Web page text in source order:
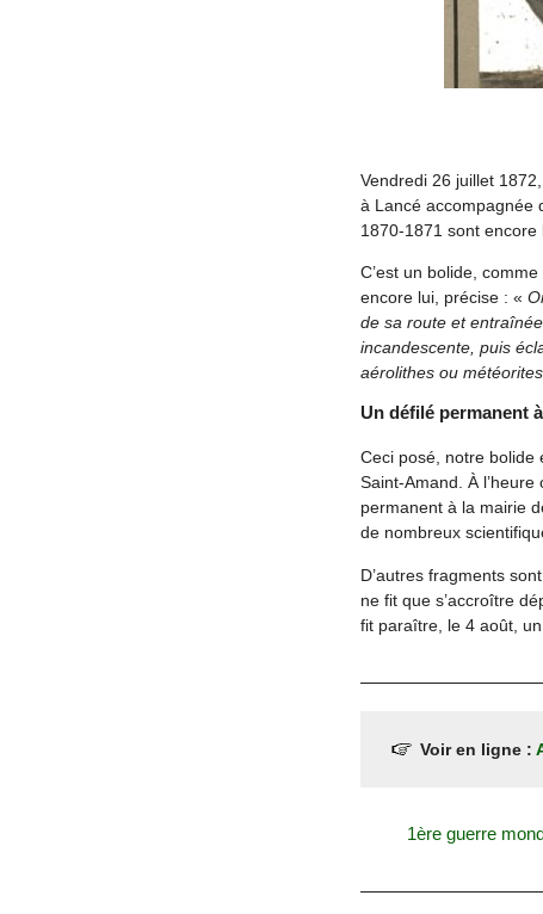
Vendredi 26 juillet
à Lancé accompagnée
1870-1871 sont encore
C’est un bolide,
encore lui, précise : «
de sa route et
incandescente, puis
aérolithes ou
Un défilé permanent
Ceci posé, notre bolide
Saint-Amand. À
permanent à la mairie
de nombreux
D’autres fragments
ne fit que s’accroître
fit paraître, le 4 août,
Voir en ligne :
1ère guerre